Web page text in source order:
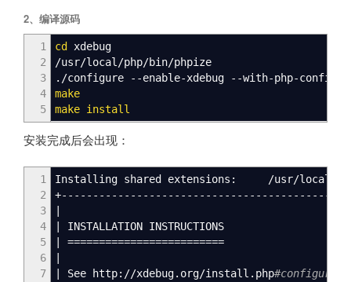
2、编译源码
1
2
3
4
5
cd
xdebug
/usr/local /php/bin/phpize
. /configure --enable-xdebug --with-php-config=
make
make install
安装完成后会出现：
1
2
3
4
5
6
7
Installing shared extensions: /usr/local
INSTALLATION INSTRUCTIONS
=========================
See http: //xdebug.org/install.php#configure-